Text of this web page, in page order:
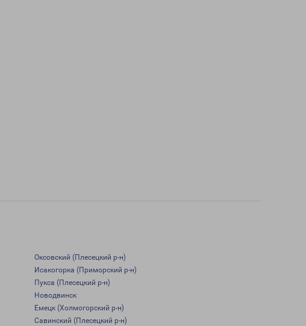
Оксовский (Плесецкий р-н)
Исакогорка (Приморский р-н)
Пукса (Плесецкий р-н)
Новодвинск
Емецк (Холмогорский р-н)
Савинский (Плесецкий р-н)